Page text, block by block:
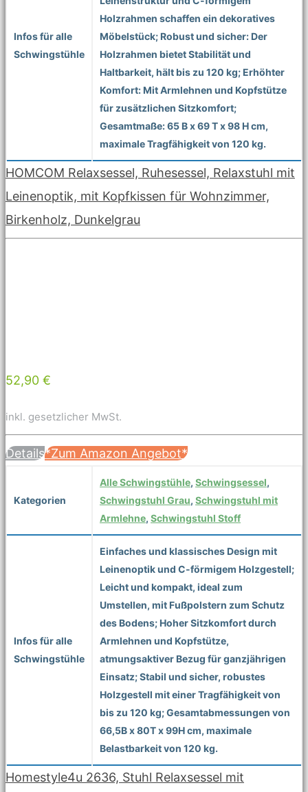
Infos für alle
Schwingstühle
Holzrahmen schaffen ein dekoratives
Möbelstück; Robust und sicher: Der
Holzrahmen bietet Stabilität und
Haltbarkeit, hält bis zu 120 kg; Erhöhter
Komfort: Mit Armlehnen und Kopfstütze
für zusätzlichen Sitzkomfort;
Gesamtmaße: 65 B x 69 T x 98 H cm,
maximale Tragfähigkeit von 120 kg.
HOMCOM Relaxsessel, Ruhesessel, Relaxstuhl mit
Leinenoptik, mit Kopfkissen für Wohnzimmer,
Birkenholz, Dunkelgrau
52,90 €
inkl. gesetzlicher MwSt.
Details*Zum Amazon Angebot*
Kategorien
Alle Schwingstühle, Schwingsessel,
Schwingstuhl Grau, Schwingstuhl mit
Armlehne, Schwingstuhl Stoff
Infos für alle
Schwingstühle
Einfaches und klassisches Design mit
Leinenoptik und C-förmigem Holzgestell;
Leicht und kompakt, ideal zum
Umstellen, mit Fußpolstern zum Schutz
des Bodens; Hoher Sitzkomfort durch
Armlehnen und Kopfstütze,
atmungsaktiver Bezug für ganzjährigen
Einsatz; Stabil und sicher, robustes
Holzgestell mit einer Tragfähigkeit von
bis zu 120 kg; Gesamtabmessungen von
66,5B x 80T x 99H cm, maximale
Belastbarkeit von 120 kg.
Homestyle4u 2636, Stuhl Relaxsessel mit